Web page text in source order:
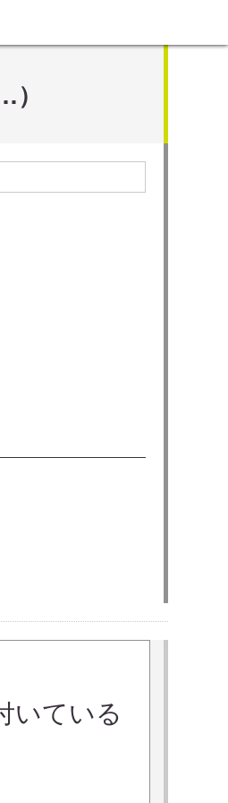
いている